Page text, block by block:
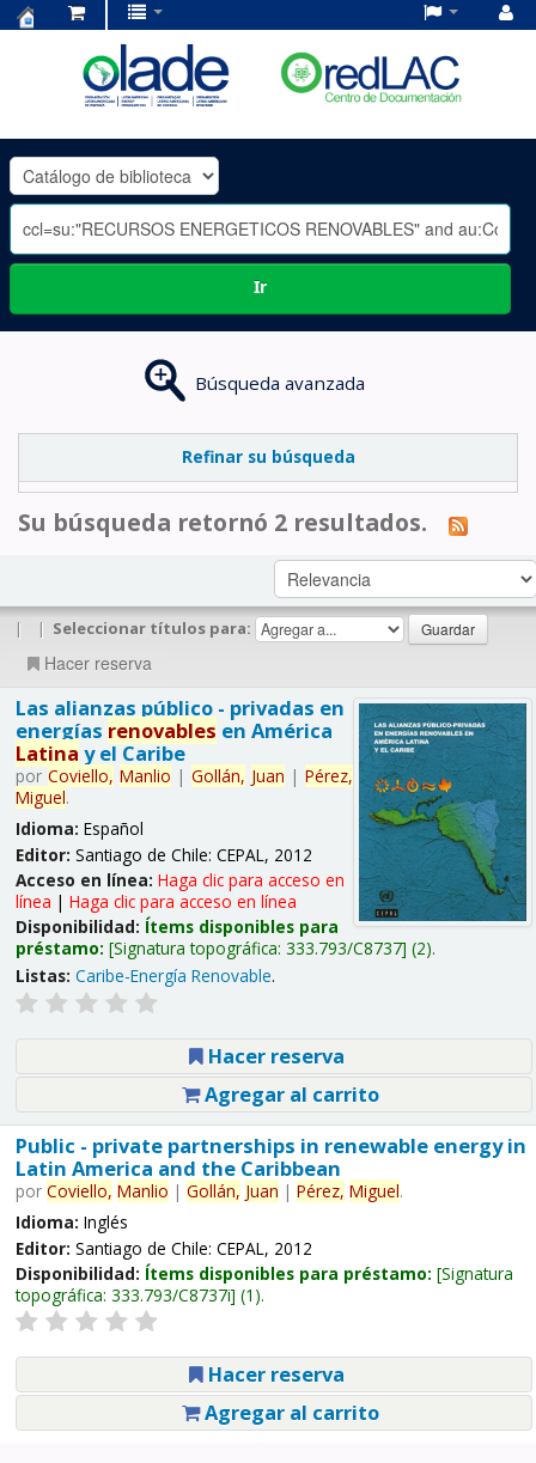
OLADE
-
Ir
Búsqueda avanzada
Refinar su búsqueda
Su búsqueda retornó 2 resultados.
| | Seleccionar títulos para:
Hacer reserva
Las alianzas público - privadas en
energías renovables en América
Latina y el Caribe
por Coviello, Manlio | Gollán, Juan | Pérez,
Miguel.
Idioma: Español
Editor: Santiago de Chile: CEPAL, 2012
Acceso en línea: Haga clic para acceso en
línea | Haga clic para acceso en línea
Disponibilidad: Ítems disponibles para
préstamo: Signatura topográfica: 333.793/C8737 (2).
Listas: Caribe-Energía Renovable.
Hacer reserva
Agregar al carrito
Public - private partnerships in renewable energy in
Latin America and the Caribbean
por Coviello, Manlio | Gollán, Juan | Pérez, Miguel.
Idioma: Inglés
Editor: Santiago de Chile: CEPAL, 2012
Disponibilidad: Ítems disponibles para préstamo: Signatura
topográfica: 333.793/C8737i (1).
Hacer reserva
Agregar al carrito